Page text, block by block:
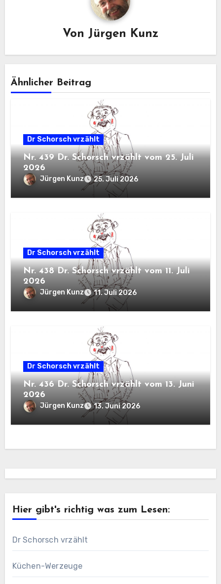
Von Jürgen Kunz
Ähnlicher Beitrag
Dr Schorsch vrzählt
Nr. 439 Dr. Schorsch vrzählt vom 25. Juli
2026
Jürgen Kunz 25. Juli 2026
Dr Schorsch vrzählt
Nr. 438 Dr. Schorsch vrzählt vom 11. Juli
2026
Jürgen Kunz 11. Juli 2026
Dr Schorsch vrzählt
Nr. 436 Dr. Schorsch vrzählt vom 13. Juni
2026
Jürgen Kunz 13. Juni 2026
Hier gibt's richtig was zum Lesen:
Dr Schorsch vrzählt
Küchen-Werzeuge